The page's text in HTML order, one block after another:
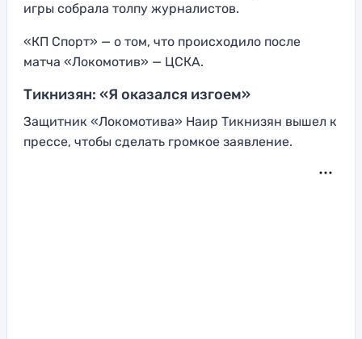
игры собрала толпу журналистов.
«КП Спорт» — о том, что происходило после
матча «Локомотив» — ЦСКА.
Тикнизян: «Я оказался изгоем»
Защитник «Локомотива» Наир Тикнизян вышел к
прессе, чтобы сделать громкое заявление.